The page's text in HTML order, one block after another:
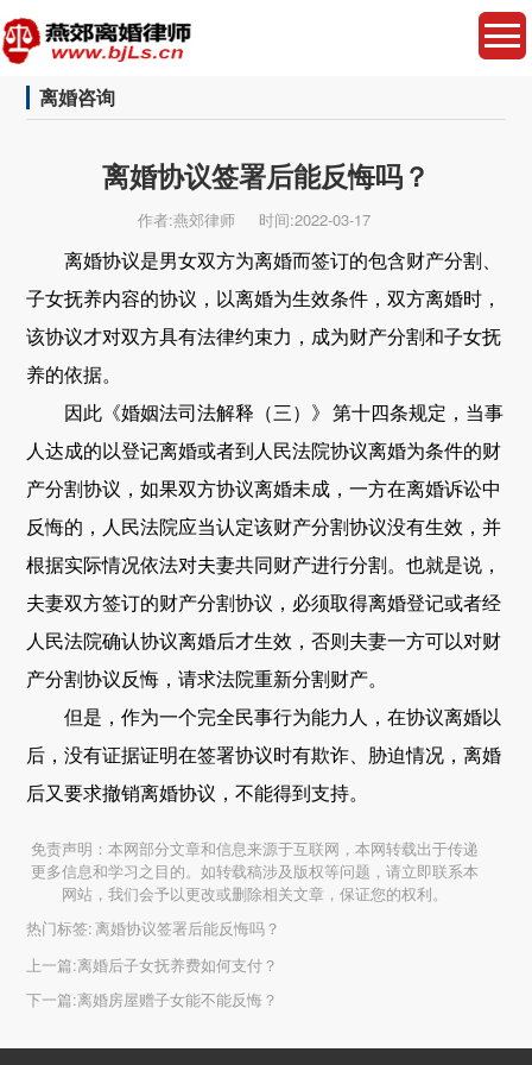
离婚咨询
离婚协议签署后能反悔吗？
作者:燕郊律师 时间:2022-03-17
离婚协议是男女双方为离婚而签订的包含财产分割、
子女抚养内容的协议，以离婚为生效条件，双方离婚时，
该协议才对双方具有法律约束力，成为财产分割和子女抚
养的依据。
因此《婚姻法司法解释（三）》 第十四条规定，当事
人达成的以登记离婚或者到人民法院协议离婚为条件的财
产分割协议，如果双方协议离婚未成，一方在离婚诉讼中
反悔的，人民法院应当认定该财产分割协议没有生效，并
根据实际情况依法对夫妻共同财产进行分割。也就是说，
夫妻双方签订的财产分割协议，必须取得离婚登记或者经
人民法院确认协议离婚后才生效，否则夫妻一方可以对财
产分割协议反悔，请求法院重新分割财产。
但是，作为一个完全民事行为能力人，在协议离婚以
后，没有证据证明在签署协议时有欺诈、胁迫情况，离婚
后又要求撤销离婚协议，不能得到支持。
免责声明：本网部分文章和信息来源于互联网，本网转载出于传递
更多信息和学习之目的。如转载稿涉及版权等问题，请立即联系本
网站，我们会予以更改或删除相关文章，保证您的权利。
热门标签:离婚协议签署后能反悔吗？
上一篇:离婚后子女抚养费如何支付？
下一篇:离婚房屋赠子女能不能反悔？